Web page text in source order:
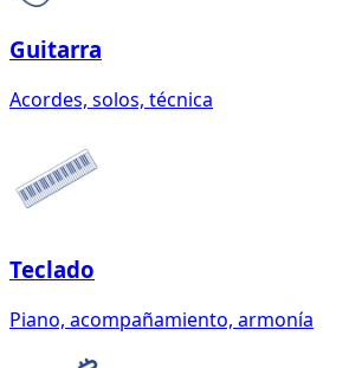
Guitarra
Acordes, solos, técnica
Teclado
Piano, acompañamiento, armonía